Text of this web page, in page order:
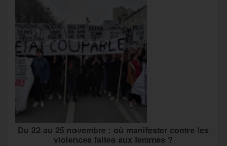
Du 22 au 25 novembre : où manifester contre les
violences faites aux femmes ?